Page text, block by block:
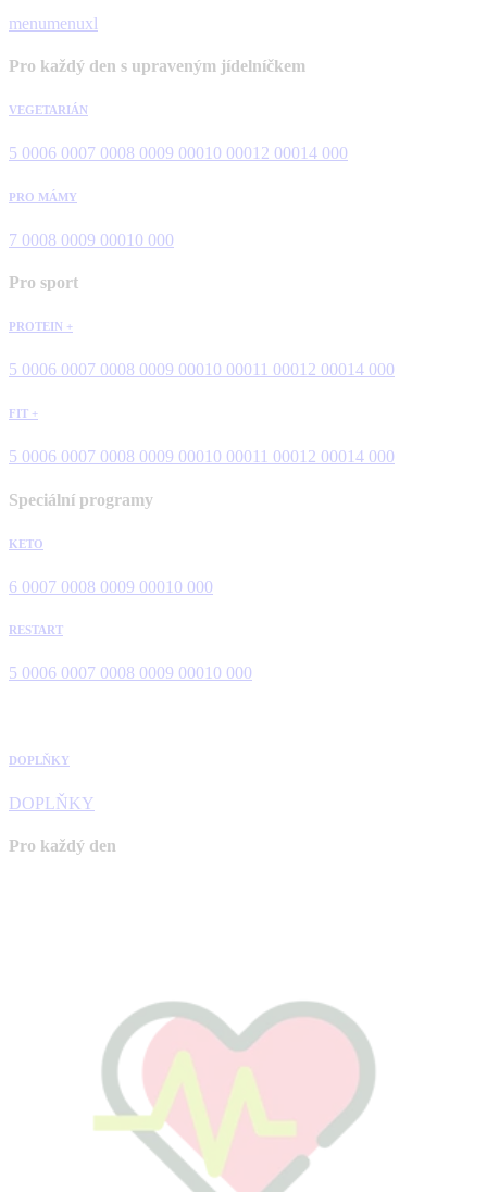
menumenuxl
Pro každý den s upraveným jídelníčkem
VEGETARIÁN
5 0006 0007 0008 0009 00010 00012 00014 000
PRO MÁMY
7 0008 0009 00010 000
Pro sport
PROTEIN +
5 0006 0007 0008 0009 00010 00011 00012 00014 000
FIT +
5 0006 0007 0008 0009 00010 00011 00012 00014 000
Speciální programy
KETO
6 0007 0008 0009 00010 000
RESTART
5 0006 0007 0008 0009 00010 000
DOPLŇKY
DOPLŇKY
Pro každý den